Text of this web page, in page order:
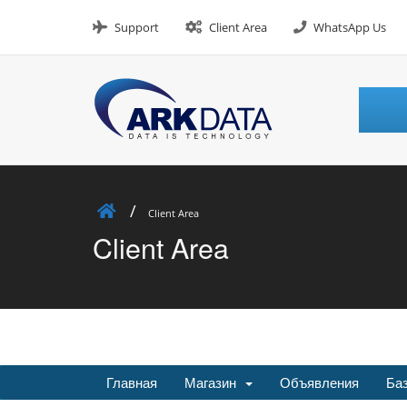
Support Client Area WhatsApp Us
Client Area
Client Area
Главная Магазин Объявления